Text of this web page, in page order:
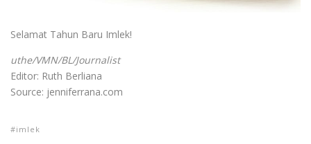
Selamat Tahun Baru Imlek!
uthe/VMN/BL/Journalist
Editor: Ruth Berliana
Source: jenniferrana.com
imlek